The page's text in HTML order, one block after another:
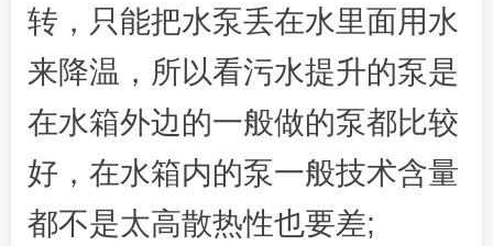
转，只能把水泵丢在水里面用水
来降温，所以看污水提升的泵是
在水箱外边的一般做的泵都比较
好，在水箱内的泵一般技术含量
都不是太高散热性也要差;